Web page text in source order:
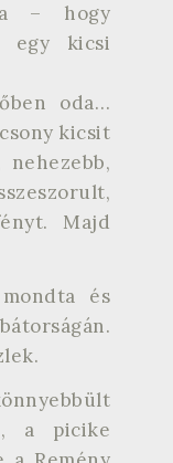
– hogy
egy kicsi
oda…
kicsit
nehezebb,
Majd
és
a picike